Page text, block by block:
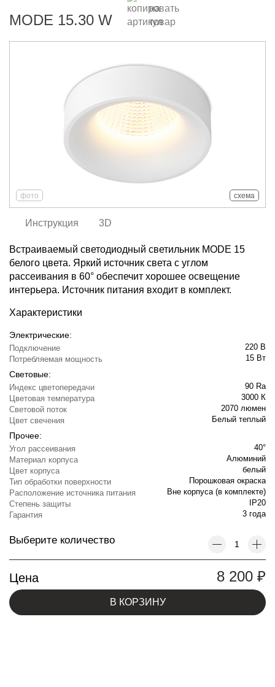
MODE 15.30 W
фото схема
Инструкция 3D
Встраиваемый светодиодный светильник MODE 15
белого цвета. Яркий источник света с углом
рассеивания в 60° обеспечит хорошее освещение
интерьера. Источник питания входит в комплект.
Характеристики
Электрические:
Подключение
220 В
Потребляемая мощность
15 Вт
Световые:
Индекс цветопередачи
90 Ra
Цветовая температура
3000 К
Световой поток
2070 люмен
Цвет свечения
Белый теплый
Прочее:
Угол рассеивания
40°
Материал корпуса
Алюминий
Цвет корпуса
белый
Тип обработки поверхности
Порошковая окраска
Расположение источника питания
Вне корпуса (в комплекте)
Степень защиты
IP20
Гарантия
3 года
Выберите количество
Цена 8 200 ₽
В КОРЗИНУ